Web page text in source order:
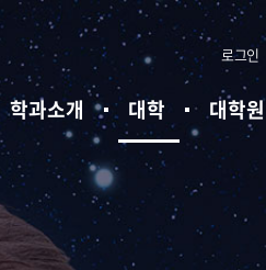
로그인
학과소개 대학 대학원